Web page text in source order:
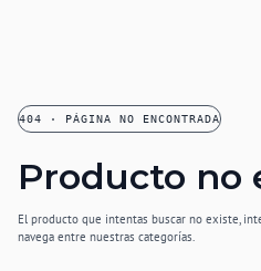
404 · PÁGINA NO ENCONTRADA
Producto no
El producto que intentas buscar no existe,
navega entre nuestras categorías.